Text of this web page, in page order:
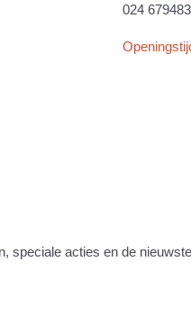
024
speciale acties en de